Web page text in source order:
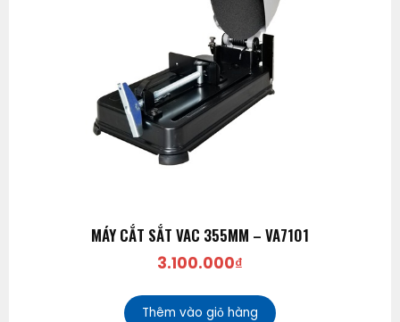
MÁY CẮT SẮT VAC 355MM – VA7101
3.100.000₫
Thêm vào giỏ hàng